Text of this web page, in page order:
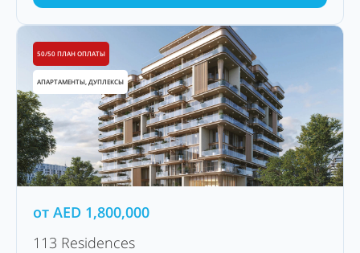
50/50 ПЛАН ОПЛАТЫ
АПАРТАМЕНТЫ, ДУПЛЕКСЫ
от AED 1,800,000
113 Residences